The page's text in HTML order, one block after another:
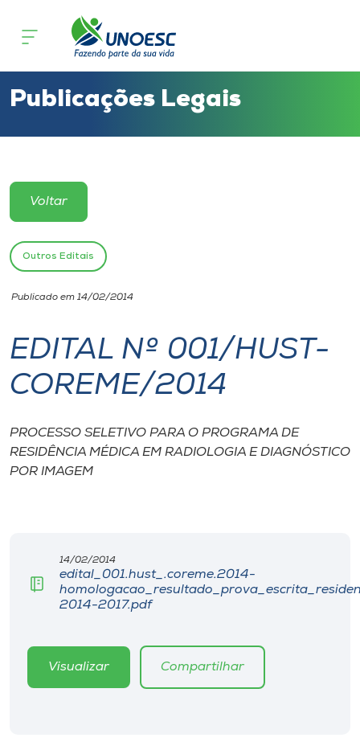
Cursos
Atendimento ao Estudante
Portal de Ensino
Unoesc
Internacionalização
I.nova
Diplomados
Biblioteca
Rádio
Publicações Legais
Voltar
Outros Editais
Publicado em 14/02/2014
EDITAL Nº 001/HUST-
COREME/2014
PROCESSO SELETIVO PARA O PROGRAMA DE
RESIDÊNCIA MÉDICA EM RADIOLOGIA E DIAGNÓSTICO
POR IMAGEM
14/02/2014
edital_001.hust_.coreme.2014-
2014-2017.pdf
Visualizar Compartilhar